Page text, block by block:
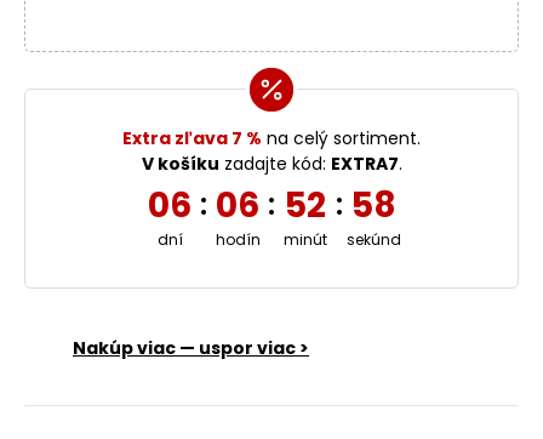
Extra zľava 7 % na celý sortiment.
V košíku zadajte kód: EXTRA7.
06
dní
: 06
hodín
: 52
minút
: 58
sekúnd
Nakúp viac — uspor viac >